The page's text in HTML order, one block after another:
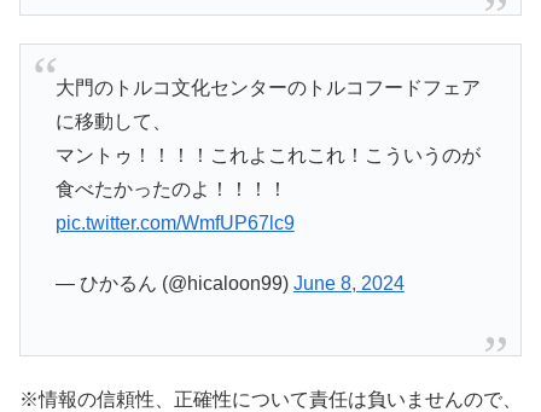
大門のトルコ文化センターのトルコフードフェア
に移動して、
マントゥ！！！！これよこれこれ！こういうのが
食べたかったのよ！！！！
pic.twitter.com/WmfUP67lc9
— ひかるん (@hicaloon99) June 8, 2024
※情報の信頼性、正確性について責任は負いませんので、